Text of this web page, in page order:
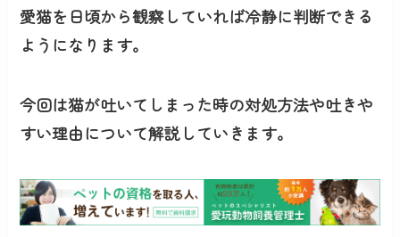
愛猫を日頃から観察していれば冷静に判断できる
ようになります。
今回は猫が吐いてしまった時の対処方法や吐きや
すい理由について解説していきます。